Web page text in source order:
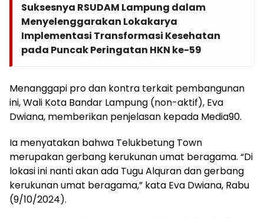
Suksesnya RSUDAM Lampung dalam
Menyelenggarakan Lokakarya
Implementasi Transformasi Kesehatan
pada Puncak Peringatan HKN ke-59
Menanggapi pro dan kontra terkait pembangunan
ini, Wali Kota Bandar Lampung (non-aktif), Eva
Dwiana, memberikan penjelasan kepada Media90.
Ia menyatakan bahwa Telukbetung Town
merupakan gerbang kerukunan umat beragama. “Di
lokasi ini nanti akan ada Tugu Alquran dan gerbang
kerukunan umat beragama,” kata Eva Dwiana, Rabu
(9/10/2024).